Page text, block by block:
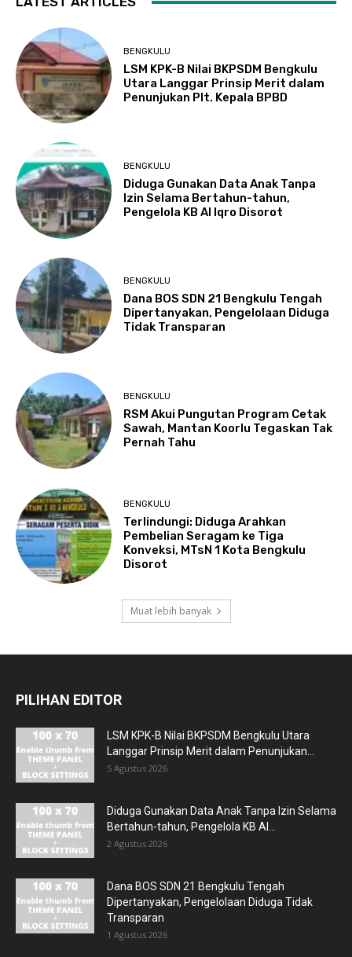
BENGKULU
LSM KPK-B Nilai BKPSDM Bengkulu
Utara Langgar Prinsip Merit dalam
Penunjukan Plt. Kepala BPBD
BENGKULU
Diduga Gunakan Data Anak Tanpa
Izin Selama Bertahun-tahun,
Pengelola KB Al Iqro Disorot
BENGKULU
Dana BOS SDN 21 Bengkulu Tengah
Dipertanyakan, Pengelolaan Diduga
Tidak Transparan
BENGKULU
RSM Akui Pungutan Program Cetak
Sawah, Mantan Koorlu Tegaskan Tak
Pernah Tahu
BENGKULU
Terlindungi: Diduga Arahkan
Pembelian Seragam ke Tiga
Konveksi, MTsN 1 Kota Bengkulu
Disorot
Muat lebih banyak
PILIHAN EDITOR
LSM KPK-B Nilai BKPSDM Bengkulu Utara
Langgar Prinsip Merit dalam Penunjukan...
5 Agustus 2026
Diduga Gunakan Data Anak Tanpa Izin Selama
Bertahun-tahun, Pengelola KB Al...
2 Agustus 2026
Dana BOS SDN 21 Bengkulu Tengah
Dipertanyakan, Pengelolaan Diduga Tidak
Transparan
1 Agustus 2026